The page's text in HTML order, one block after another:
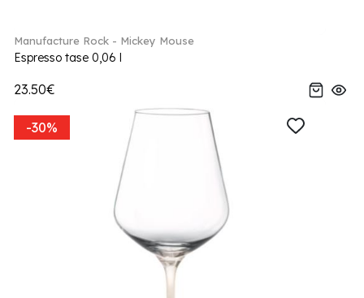
Manufacture Rock - Mickey Mouse
Espresso tase 0,06 l
23.50€
-30%